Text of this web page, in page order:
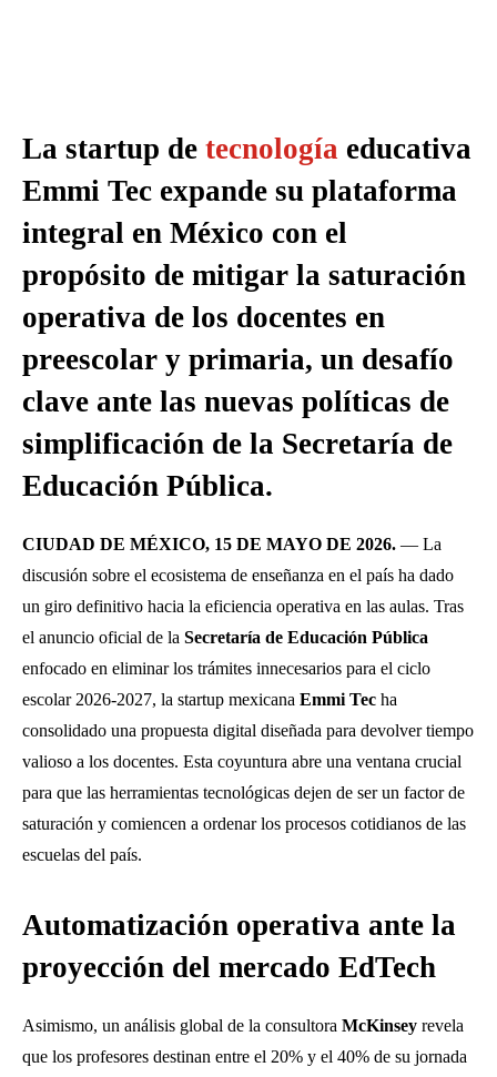
La startup de tecnología educativa
Emmi Tec expande su plataforma
integral en México con el
propósito de mitigar la saturación
operativa de los docentes en
preescolar y primaria, un desafío
clave ante las nuevas políticas de
simplificación de la Secretaría de
Educación Pública.
CIUDAD DE MÉXICO, 15 DE MAYO DE 2026. — La
discusión sobre el ecosistema de enseñanza en el país ha dado
un giro definitivo hacia la eficiencia operativa en las aulas. Tras
el anuncio oficial de la Secretaría de Educación Pública
enfocado en eliminar los trámites innecesarios para el ciclo
escolar 2026-2027, la startup mexicana Emmi Tec ha
consolidado una propuesta digital diseñada para devolver tiempo
valioso a los docentes. Esta coyuntura abre una ventana crucial
para que las herramientas tecnológicas dejen de ser un factor de
saturación y comiencen a ordenar los procesos cotidianos de las
escuelas del país.
Automatización operativa ante la
proyección del mercado EdTech
Asimismo, un análisis global de la consultora McKinsey revela
que los profesores destinan entre el 20% y el 40% de su jornada